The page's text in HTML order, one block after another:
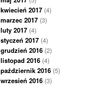
kwiecień 2017 (4)
marzec 2017 (3)
luty 2017 (4)
styczeń 2017 (4)
grudzień 2016 (2)
listopad 2016 (4)
październik 2016 (5)
wrzesień 2016 (3)